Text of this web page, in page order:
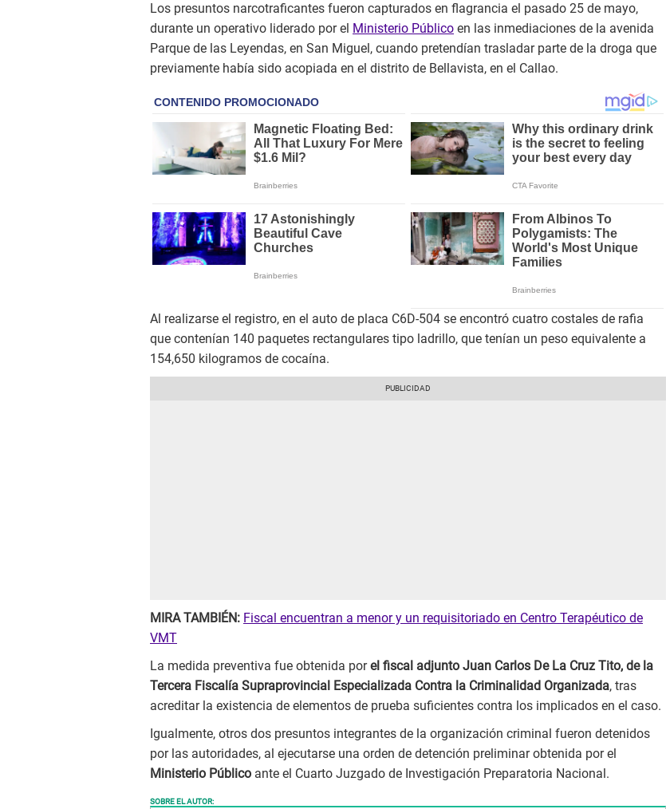
Los presuntos narcotraficantes fueron capturados en flagrancia el pasado 25 de mayo,
durante un operativo liderado por el Ministerio Público en las inmediaciones de la avenida
Parque de las Leyendas, en San Miguel, cuando pretendían trasladar parte de la droga que
previamente había sido acopiada en el distrito de Bellavista, en el Callao.
Al realizarse el registro, en el auto de placa C6D-504 se encontró cuatro costales de rafia
que contenían 140 paquetes rectangulares tipo ladrillo, que tenían un peso equivalente a
154,650 kilogramos de cocaína.
MIRA TAMBIÉN: Fiscal encuentran a menor y un requisitoriado en Centro Terapéutico de
VMT
La medida preventiva fue obtenida porel fiscal adjunto Juan Carlos De La Cruz Tito, de la
Tercera Fiscalía Supraprovincial Especializada Contra la Criminalidad Organizada, tras
acreditar la existencia de elementos de prueba suficientes contra los implicados en el caso.
Igualmente, otros dos presuntos integrantes de la organización criminal fueron detenidos
por las autoridades, al ejecutarse una orden de detención preliminar obtenida por el
Ministerio Público ante el Cuarto Juzgado de Investigación Preparatoria Nacional.
SOBRE EL AUTOR: